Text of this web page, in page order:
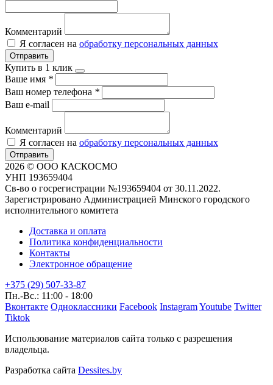
Комментарий
Я согласен на обработку персональных данных
Отправить
Купить в 1 клик
Ваше имя *
Ваш номер телефона *
Ваш e-mail
Комментарий
Я согласен на обработку персональных данных
Отправить
2026 © ООО КАСКОСМО
УНП 193659404
Св-во о госрегистрации №193659404 от 30.11.2022.
Зарегистрировано Администрацией Минского городского
исполнительного комитета
Доставка и оплата
Политика конфиденциальности
Контакты
Электронное обращение
+375 (29) 507-33-87
Пн.-Вс.: 11:00 - 18:00
Вконтакте Одноклассники Facebook InstagramYoutube Twitter
Tiktok
Использование материалов сайта только с разрешения
владельца.
Разработка сайта Dessites.by